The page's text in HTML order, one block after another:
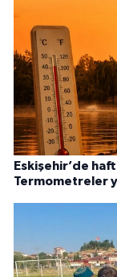
Eskişehir’de
Termometreler